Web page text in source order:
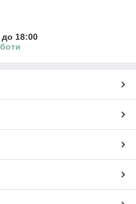
до 18:00